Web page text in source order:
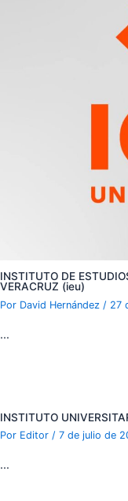
INSTITUTO DE
VERACRUZ (ieu)
Por David Hernández / 27
…
INSTITUTO
Por Editor / 7 de julio de
…